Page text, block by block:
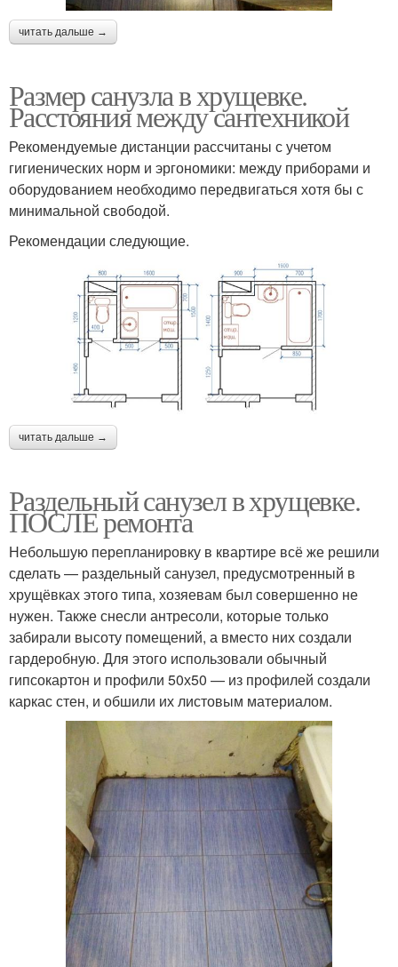
читать дальше →
Размер санузла в хрущевке.
Расстояния между сантехникой
Рекомендуемые дистанции рассчитаны с учетом
гигиенических норм и эргономики: между приборами и
оборудованием необходимо передвигаться хотя бы с
минимальной свободой.
Рекомендации следующие.
читать дальше →
Раздельный санузел в хрущевке.
ПОСЛЕ ремонта
Небольшую перепланировку в квартире всё же решили
сделать — раздельный санузел, предусмотренный в
хрущёвках этого типа, хозяевам был совершенно не
нужен. Также снесли антресоли, которые только
забирали высоту помещений, а вместо них создали
гардеробную. Для этого использовали обычный
гипсокартон и профили 50х50 — из профилей создали
каркас стен, и обшили их листовым материалом.